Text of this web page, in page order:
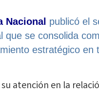
Nacional publicó el
que se consolida
estratégico en
atención en la